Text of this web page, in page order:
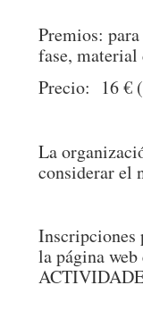
Premios:
fase,
Precio: 16 €
La
considerar el
Inscripciones
la página